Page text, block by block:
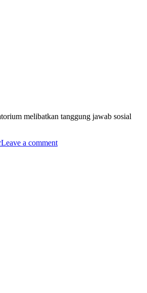
melibatkan tanggung jawab sosial
Leave a comment